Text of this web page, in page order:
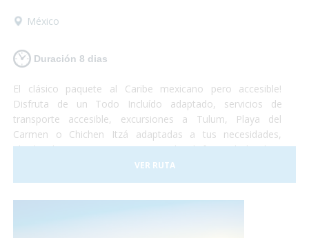
México
Duración 8 dias
El clásico paquete al Caribe mexicano pero accesible!
Disfruta de un Todo Incluído adaptado, servicios de
transporte accesible, excursiones a Tulum, Playa del
Carmen o Chichen Itzá adaptadas a tus necesidades,
alquiler de equipamientos para poder disfrutar de la playa
sin sobresaltos. No te lo pierdas!
VER RUTA